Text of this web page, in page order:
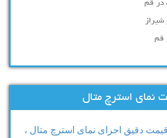
در قم
قم
نمای استرچ متال
دقیق اجرای نمای استرچ متال ،